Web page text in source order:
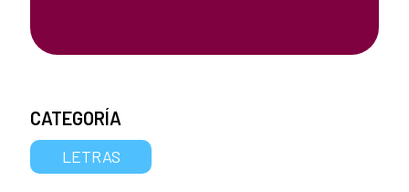
CATEGORÍA
LETRAS